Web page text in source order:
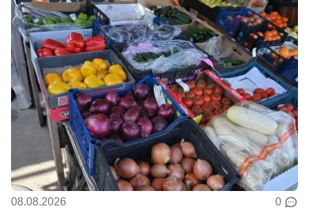
08.08.2026 0